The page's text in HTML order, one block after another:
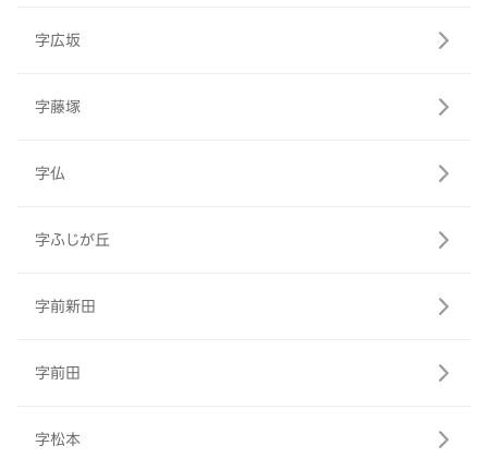
字広坂
字藤塚
字仏
字ふじが丘
字前新田
字前田
字松本